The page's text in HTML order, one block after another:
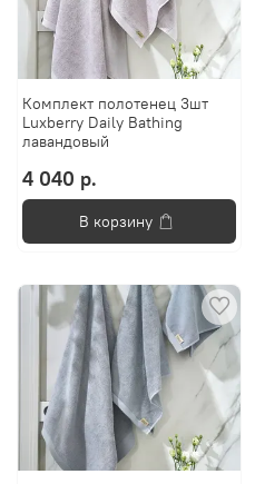
Комплект полотенец 3шт
Luxberry Daily Bathing
лавандовый
4 040 р.
В корзину